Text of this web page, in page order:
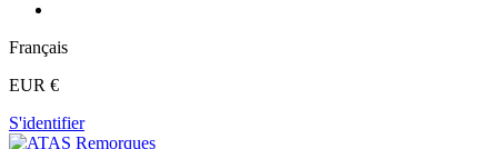
Français
EUR €
S'identifier